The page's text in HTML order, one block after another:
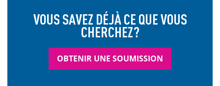
VOUS SAVEZ DÉJÀ CE QUE VOUS
CHERCHEZ?
OBTENIR UNE SOUMISSION